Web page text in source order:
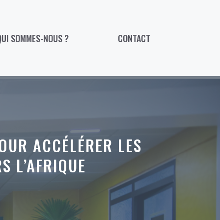
SOMMES-NOUS ? CONTACT
ACCÉLÉRER LES
L’AFRIQUE